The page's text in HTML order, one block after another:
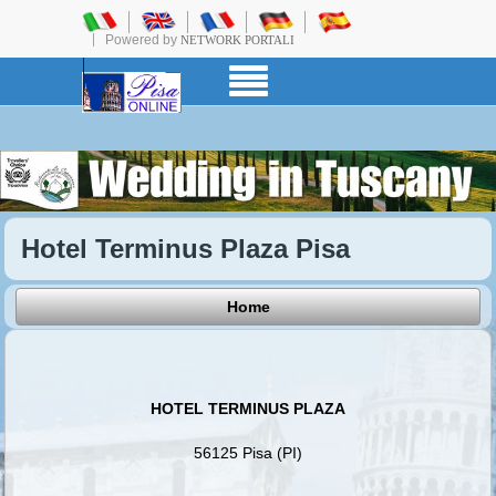
Powered by NETWORK PORTALI
Hotel Terminus Plaza Pisa
Home
HOTEL TERMINUS PLAZA
56125 Pisa (PI)